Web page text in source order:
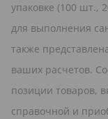
упаковке (100 шт.,
для выполнения
также
ваших расчетов.
позиции товаров,
справочной и